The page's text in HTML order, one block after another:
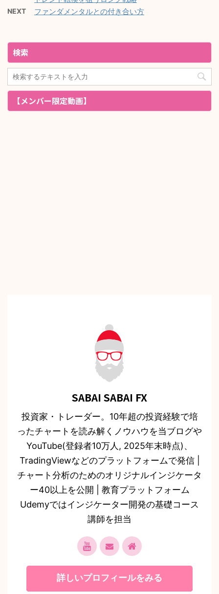
NEXT ファンダメンタルとの付き合い方
検索
【メンバー限定動画】
SABAI SABAI FX
投資家・トレーダー。10年超の投資経験で培
ったチャートを読み解くノウハウを当ブログや
YouTube(登録者10万人, 2025年末時点)、
TradingViewなどのプラットフォームで発信 |
チャート分析のためのオリジナルインジケータ
ー40以上を公開 | 教育プラットフォーム
Udemyではインジケーター開発の基礎コース
講師を担当
詳しいプロフィールをみる